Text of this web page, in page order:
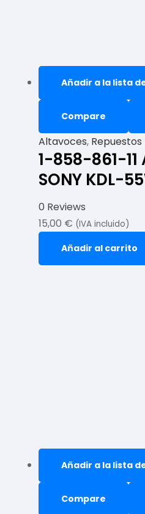
Añadir a la lista
Compare
Altavoces,
1-858-861-11
SONY KDL-
0 Reviews
15,00 € (IVA incluido)
Añadir al carrito
Añadir a la lista
Compare